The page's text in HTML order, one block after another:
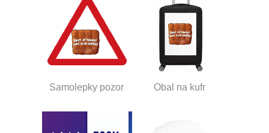
Samolepky pozor Obal na kufr